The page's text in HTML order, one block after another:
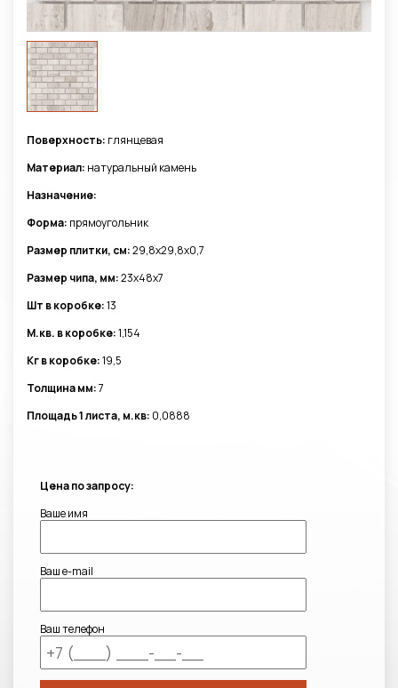
Поверхность: глянцевая
Материал: натуральный камень
Назначение:
Форма: прямоугольник
Размер плитки, см:29,8x29,8x0,7
Размер чипа, мм:23x48x7
Шт в коробке:13
М.кв. в коробке:1,154
Кг в коробке:19,5
Толщина мм:7
Площадь 1 листа, м.кв: 0,0888
Цена по запросу:
Ваше имя
Ваш e-mail
Ваш телефон